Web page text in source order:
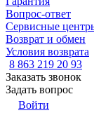
Вопрос-ответ
Сервисные
Возврат и обмен
Условия возврата
8 863 219 20 93
Заказать звонок
Задать вопрос
Войти